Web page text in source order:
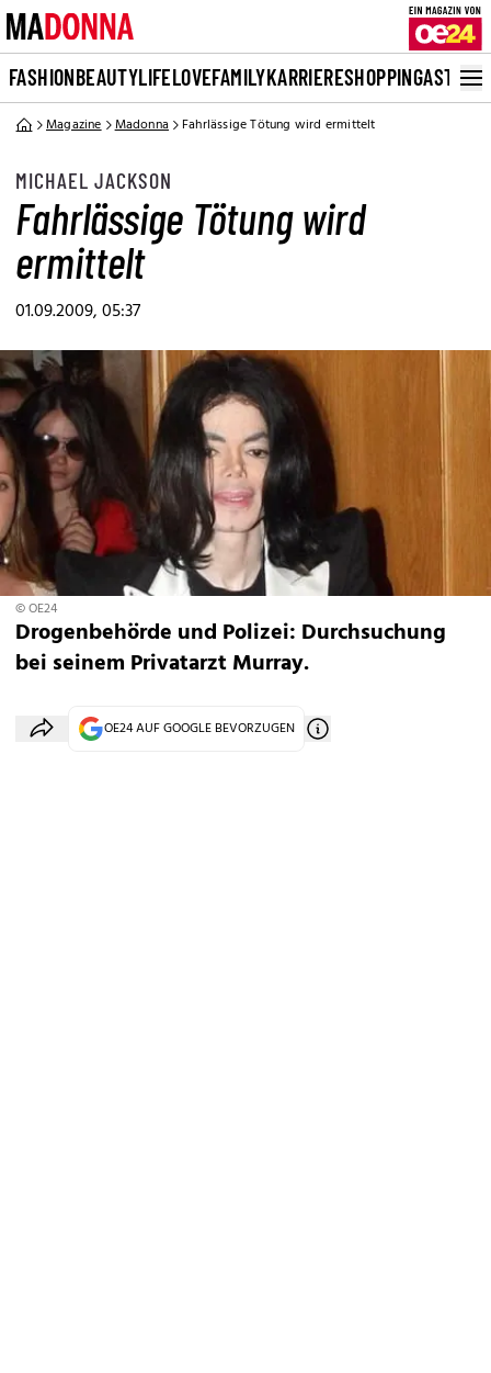
FASHIONBEAUTYLIFELOVEFAMILYKARRIERESHOPPINGASTRO
Magazine Madonna Fahrlässige Tötung wird ermittelt
MICHAEL JACKSON
Fahrlässige Tötung wird
ermittelt
01.09.2009, 05:37
© OE24
Drogenbehörde und Polizei: Durchsuchung
bei seinem Privatarzt Murray.
OE24 AUF GOOGLE BEVORZUGEN